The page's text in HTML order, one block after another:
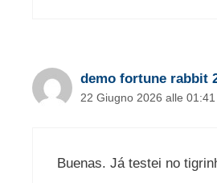
demo fortune rabbit
22 Giugno 2026 alle 01:41
Buenas. Já testei no